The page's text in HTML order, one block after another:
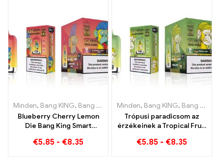
Minden, Bang KING, Bang King Smart Screen 15000 Pöfékel ,
Blueberry Cherry Lemon
Die Bang King Smart
innovatív eldobható e-
€5.85 - €8.35
Minden, Bang KING, Bang King Smart Screen 15000 Pöfékel
Trópusi paradicsom az
érzékeinek a Tropical Fruit
segítségével 15000
€5.85 - €8.35